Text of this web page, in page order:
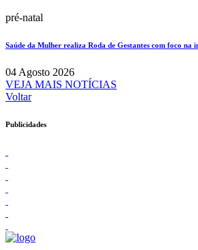
pré-natal
Saúde da Mulher realiza Roda de Gestantes com foco na
04 Agosto 2026
VEJA MAIS NOTÍCIAS
Voltar
Publicidades